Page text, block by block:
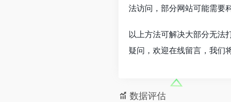
法访问，部分网站可能需要
以上方法可解决大部分无法
疑问，欢迎在线留言，我们
数据评估